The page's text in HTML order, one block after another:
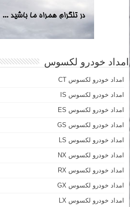
امداد خودرو لکسوس
امداد خودرو لکسوس CT
امداد خودرو لکسوس IS
امداد خودرو لکسوس ES
امداد خودرو لکسوس GS
امداد خودرو لکسوس LS
امداد خودرو لکسوس NX
امداد خودرو لکسوس RX
امداد خودرو لکسوس GX
امداد خودرو لکسوس LX